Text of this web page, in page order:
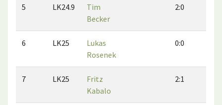
5 LK24.9
Tim
Becker
2:0
6 LK25
Lukas
Rosenek
0:0
7 LK25
Fritz
Kabalo
2:1